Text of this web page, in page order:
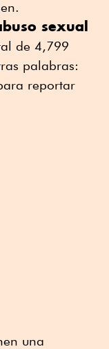
sexual
de 4,799
palabras:
reportar
una